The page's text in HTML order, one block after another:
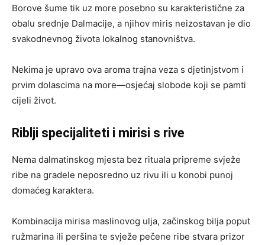
Borove šume tik uz more posebno su karakteristične za
obalu srednje Dalmacije, a njihov miris neizostavan je dio
svakodnevnog života lokalnog stanovništva.
Nekima je upravo ova aroma trajna veza s djetinjstvom i
prvim dolascima na more—osjećaj slobode koji se pamti
cijeli život.
Riblji specijaliteti i mirisi s rive
Nema dalmatinskog mjesta bez rituala pripreme svježe
ribe na gradele neposredno uz rivu ili u konobi punoj
domaćeg karaktera.
Kombinacija mirisa maslinovog ulja, začinskog bilja poput
ružmarina ili peršina te svježe pečene ribe stvara prizor